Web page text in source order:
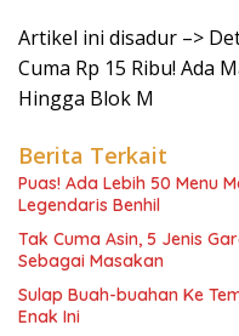
Artikel ini disadur –>
Cuma Rp 15 Ribu! Ada
Hingga Blok M
Berita Terkait
Puas! Ada Lebih 50 Menu
Legendaris Benhil
Tak Cuma Asin, 5 Jenis
Sebagai Masakan
Sulap Buah-buahan Ke
Enak Ini